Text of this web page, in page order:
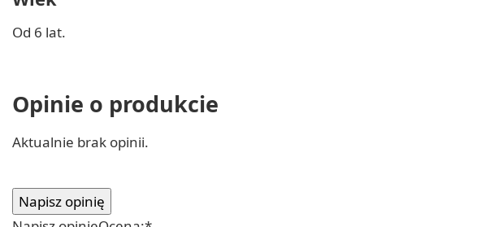
Od 6 lat.
Opinie o produkcie
Aktualnie brak opinii.